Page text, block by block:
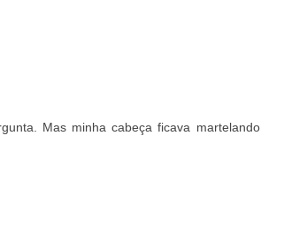
Mas minha cabeça ficava martelando